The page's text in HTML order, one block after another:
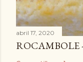
abril 17, 2020
ROCAMBOLE